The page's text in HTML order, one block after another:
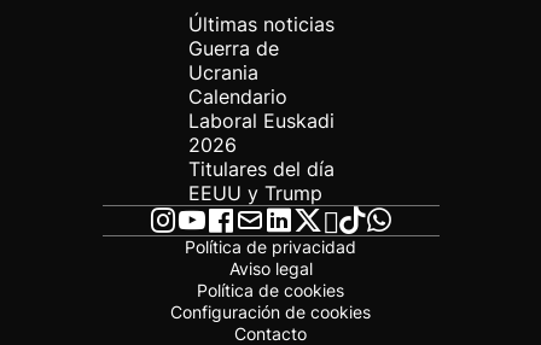
Últimas noticias
Guerra de
Ucrania
Calendario
Laboral Euskadi
2026
Titulares del día
EEUU y Trump
Política de privacidad
Aviso legal
Política de cookies
Configuración de cookies
Contacto